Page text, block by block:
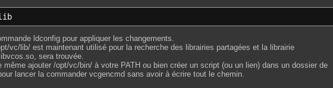
ldconfig pour appliquer les changements.
vc/lib/ est maintenant utilisé pour la recherche des librairies partagées et la librairie
sera trouvée.
même ajouter /opt/vc/bin/ à votre PATH ou bien créer un script (ou un lien) dans un dossier de
lancer la commander vcgencmd sans avoir à écrire tout le chemin.